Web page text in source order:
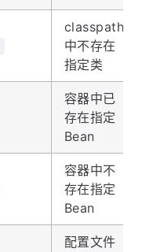
classpath
中不存在
指定类
容器中已
存在指定
Bean
容器中不
存在指定
Bean
配置文件